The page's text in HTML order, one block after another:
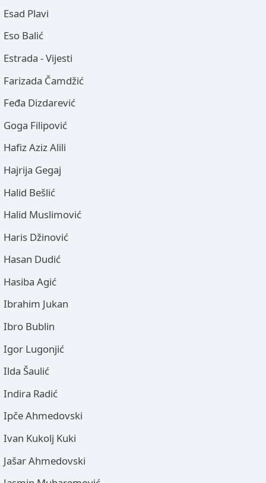
Esad Plavi
Eso Balić
Estrada - Vijesti
Farizada Čamdžić
Feđa Dizdarević
Goga Filipović
Hafiz Aziz Alili
Hajrija Gegaj
Halid Bešlić
Halid Muslimović
Haris Džinović
Hasan Dudić
Hasiba Agić
Ibrahim Jukan
Ibro Bublin
Igor Lugonjić
Ilda Šaulić
Indira Radić
Ipče Ahmedovski
Ivan Kukolj Kuki
Jašar Ahmedovski